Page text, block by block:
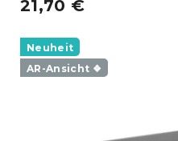
21,70 €
Neuheit
AR-Ansicht ❖